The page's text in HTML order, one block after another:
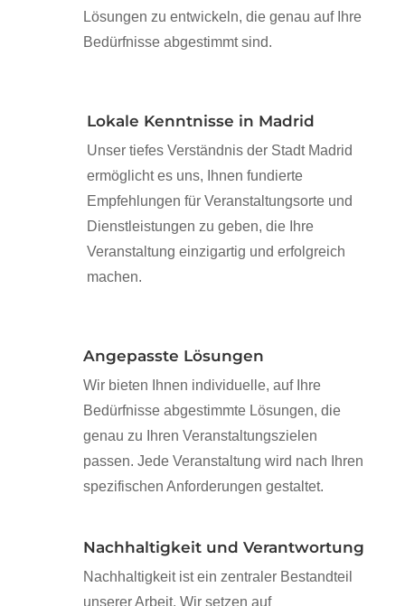
Lösungen zu entwickeln, die genau auf Ihre
Bedürfnisse abgestimmt sind.
Lokale Kenntnisse in Madrid
Unser tiefes Verständnis der Stadt Madrid
ermöglicht es uns, Ihnen fundierte
Empfehlungen für Veranstaltungsorte und
Dienstleistungen zu geben, die Ihre
Veranstaltung einzigartig und erfolgreich
machen.
Angepasste Lösungen
Wir bieten Ihnen individuelle, auf Ihre
Bedürfnisse abgestimmte Lösungen, die
genau zu Ihren Veranstaltungszielen
passen. Jede Veranstaltung wird nach Ihren
spezifischen Anforderungen gestaltet.
Nachhaltigkeit und Verantwortung
Nachhaltigkeit ist ein zentraler Bestandteil
unserer Arbeit. Wir setzen auf